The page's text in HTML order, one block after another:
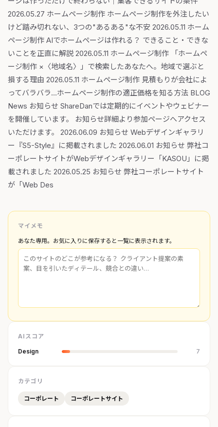
2026.05.27 ホームページ制作 ホームページ制作を外注したい
けど踏み切れない、3つの"あるある"な不安 2026.05.11 ホーム
ページ制作 AIでホームページは作れる？ できること・できな
いことを正直に解説 2026.05.11 ホームページ制作 「ホームペ
ージ制作 ×〈地域名〉」で検索したあなたへ。地域で選ぶと
損する理由 2026.05.11 ホームページ制作 見積もりが会社によ
ってバラバラ…ホームページ制作の適正価格を知る方法 BLOG
News お知らせ ShareDanでは定期的にイベントやウェビナー
を開催しています。 お知らせ詳細より参加ページへアクセス
いただけます。 2026.06.09 お知らせ Webデザインギャラリ
ー『S5-Style』に掲載されました 2026.06.01 お知らせ 弊社コ
ーポレートサイトがWebデザインギャラリー「KASOU」に掲
載されました 2026.05.25 お知らせ 弊社コーポレートサイト
が「Web Des
マイメモ
あなた専用。お気に入りに保存すると一覧に表示されます。
AIスコア
Design 7
カテゴリ
コーポレート コーポレートサイト